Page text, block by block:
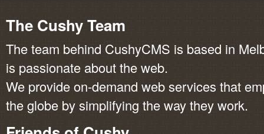
The Cushy Team
The team behind CushyCMS is based in
is passionate about the web.
We provide on-demand web services that
the globe by simplifying the way they work.